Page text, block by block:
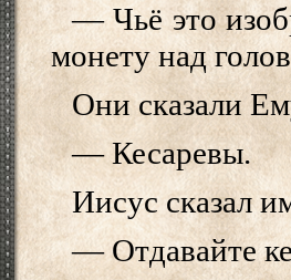
— Чьё это
монету над
Они сказали
— Кесаревы.
Иисус сказал
— Отдавайте